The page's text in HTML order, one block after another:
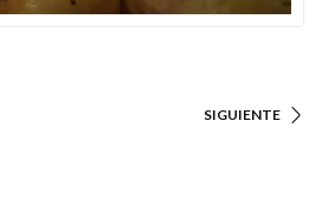
SIGUIENTE